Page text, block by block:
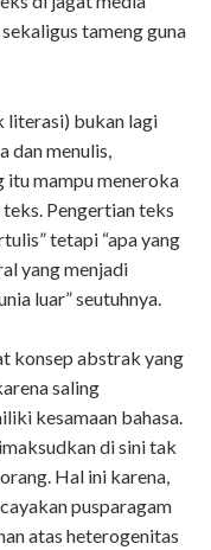
tameng guna
literasi) bukan lagi
dan menulis,
itu mampu meneroka
Pengertian teks
tetapi “apa yang
yang menjadi
luar” seutuhnya.
konsep abstrak yang
saling
kesamaan bahasa.
di sini tak
Hal ini karena,
pusparagam
atas heterogenitas